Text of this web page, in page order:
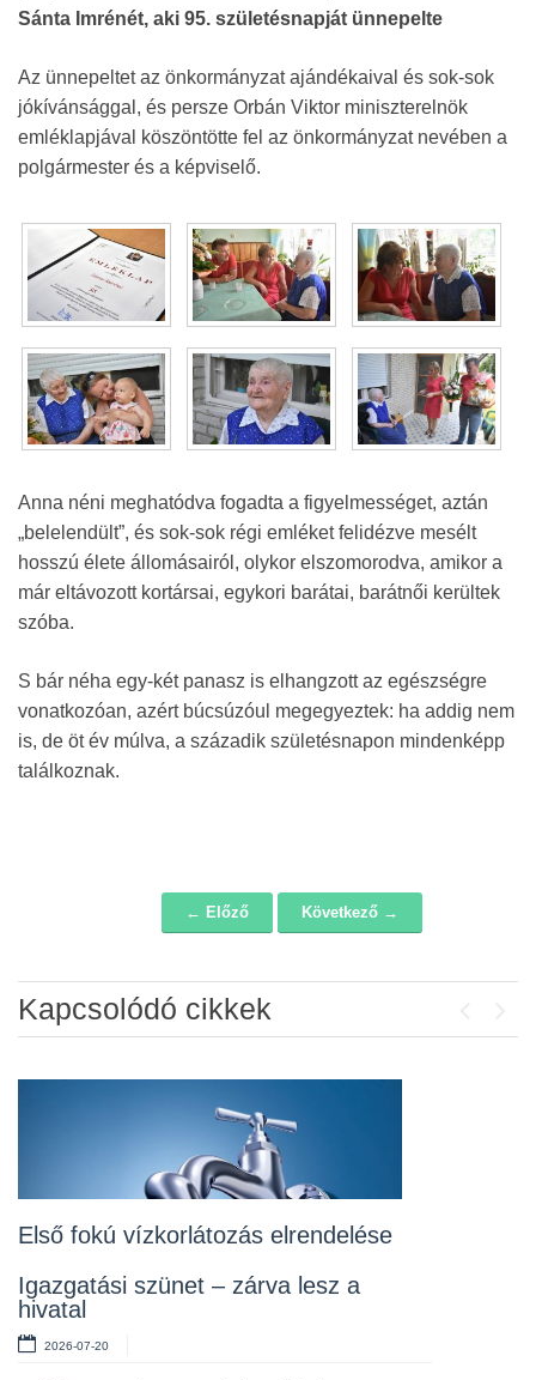
Sánta Imrénét, aki 95. születésnapját ünnepelte
Az ünnepeltet az önkormányzat ajándékaival és sok-sok
jókívánsággal, és persze Orbán Viktor miniszterelnök
emléklapjával köszöntötte fel az önkormányzat nevében a
polgármester és a képviselő.
Anna néni meghatódva fogadta a figyelmességet, aztán
„belelendült”, és sok-sok régi emléket felidézve mesélt
hosszú élete állomásairól, olykor elszomorodva, amikor a
már eltávozott kortársai, egykori barátai, barátnői kerültek
szóba.
S bár néha egy-két panasz is elhangzott az egészségre
vonatkozóan, azért búcsúzóul megegyeztek: ha addig nem
is, de öt év múlva, a századik születésnapon mindenképp
találkoznak.
← Előző Következő →
Kapcsolódó cikkek
Első fokú vízkorlátozás elrendelése
Igazgatási szünet – zárva lesz a
hivatal
2026-07-20
Álláspályázat – konyhai kisegítő
Lakossági fórum az Erzsébet téri
2026-07-10
Rendelet kihirdetése
2026-07-10
Álláspályázat – takarító